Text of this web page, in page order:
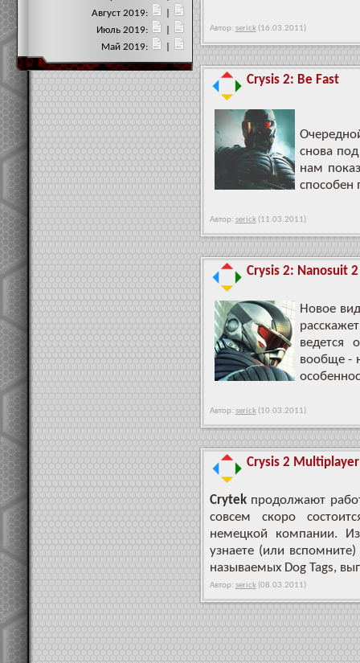
Август 2019:
Июль 2019:
Май 2019:
Автор: serick(16.03.2011)
Crysis 2: Be Fast
снова
нам
способен
Автор: serick(11.03.2011)
Crysis 2: Nanosuit
Новое
ведется
вообще -
Автор: serick(10.03.2011)
Crysis 2
Crytekпродолжают
совсем скоро
немецкой компании.
узнаете (или
называемых Dog Tags,
Автор: serick(08.03.2011)